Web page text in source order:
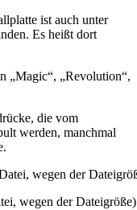
ist auch unter
Es heißt dort
„Magic“, „Revolution“,
die vom
werden, manchmal
wegen der Dateigröße)